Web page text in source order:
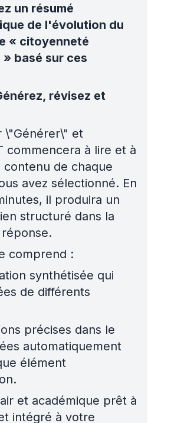
un résumé
de l'évolution du
« citoyenneté
» basé sur ces
révisez et
\"Générer\" et
commencera à lire et à
contenu de chaque
avez sélectionné. En
il produira un
structuré dans la
comprend :
synthétisée qui
de différents
précises dans le
automatiquement
élément
et académique prêt à
intégré à votre